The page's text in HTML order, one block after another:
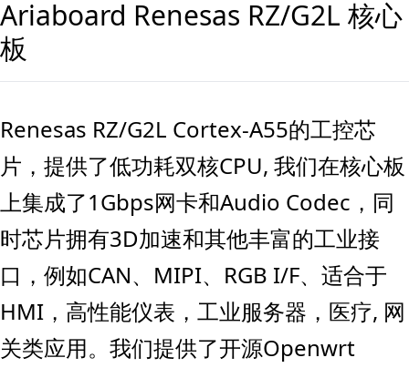
Ariaboard Renesas RZ/G2L 核心
板
Renesas RZ/G2L Cortex-A55的工控芯
片，提供了低功耗双核CPU, 我们在核心板
上集成了1Gbps网卡和Audio Codec，同
时芯片拥有3D加速和其他丰富的工业接
口，例如CAN、MIPI、RGB I/F、适合于
HMI，高性能仪表，工业服务器，医疗, 网
关类应用。我们提供了开源Openwrt